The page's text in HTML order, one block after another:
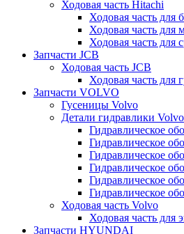
Ходовая часть Hitachi
Ходовая часть для
Ходовая часть для
Ходовая часть для
Запчасти JCB
Ходовая часть JCB
Ходовая часть для
Запчасти VOLVO
Гусеницы Volvo
Детали гидравлики Volvo
Гидравлическое
Гидравлическое
Гидравлическое
Гидравлическое
Гидравлическое
Гидравлическое
Ходовая часть Volvo
Ходовая часть для
Запчасти HYUNDAI